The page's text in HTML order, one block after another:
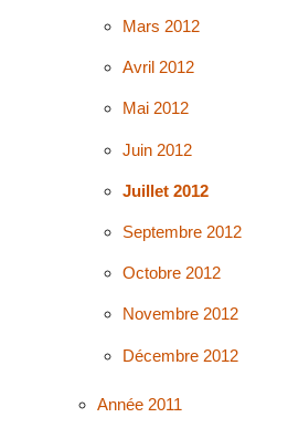
Mars 2012
Avril 2012
Mai 2012
Juin 2012
Juillet 2012
Septembre 2012
Octobre 2012
Novembre 2012
Décembre 2012
Année 2011